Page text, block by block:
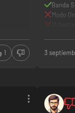
1
Banda
Modo
3